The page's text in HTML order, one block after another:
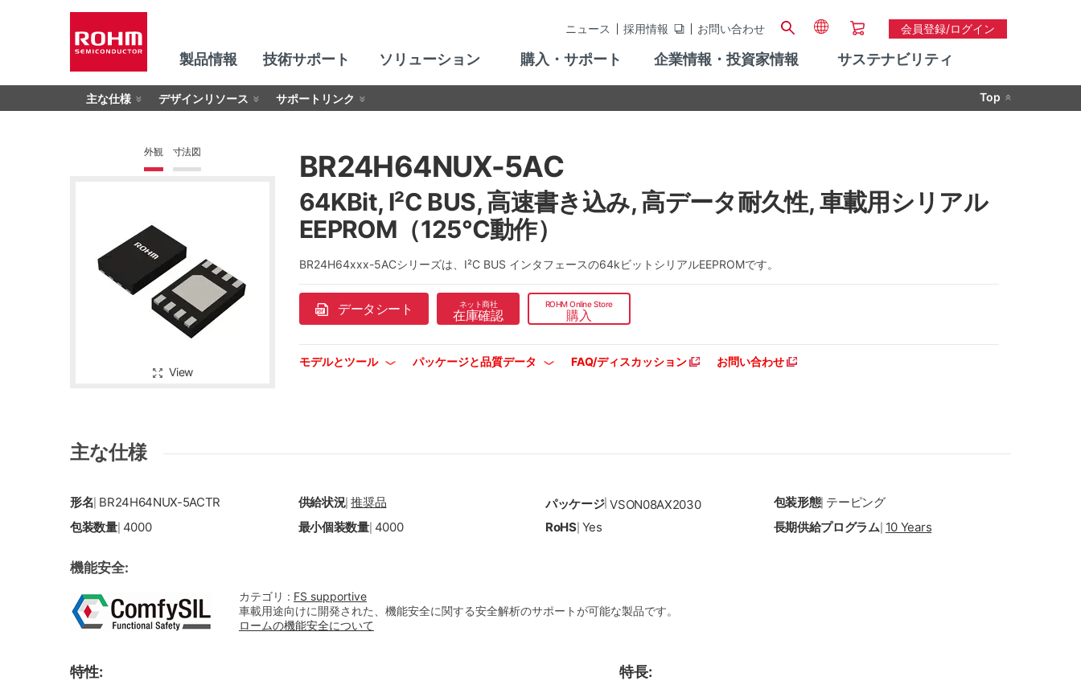
ニュース 採用情報 お問い合わせ 会員登録/ログイン
製品情報 技術サポート ソリューション 購入・サポート 企業情報・投資家情報 サステナビリティ
主な仕様 デザインリソース サポートリンク Top
外観 寸法図
View
BR24H64NUX-5AC
64KBit, I²C BUS, 高速書き込み, 高データ耐久性, 車載用シリアル
EEPROM（125℃動作）
BR24H64xxx-5ACシリーズは、I²C BUS インタフェースの64kビットシリアルEEPROMです。
データシート ネット商社
在庫確認
ROHM Online Store
購入
モデルとツール パッケージと品質データ FAQ/ディスカッション お問い合わせ
主な仕様
形名 BR24H64NUX-5ACTR 供給状況|推奨品 パッケージ|VSON08AX2030 包装形態| テーピング
包装数量| 4000 最小個装数量| 4000 RoHS| Yes 長期供給プログラム| 10 Years
機能安全:
カテゴリ : FS supportive
車載用途向けに開発された、機能安全に関する安全解析のサポートが可能な製品です。
ロームの機能安全について
特性: 特長: